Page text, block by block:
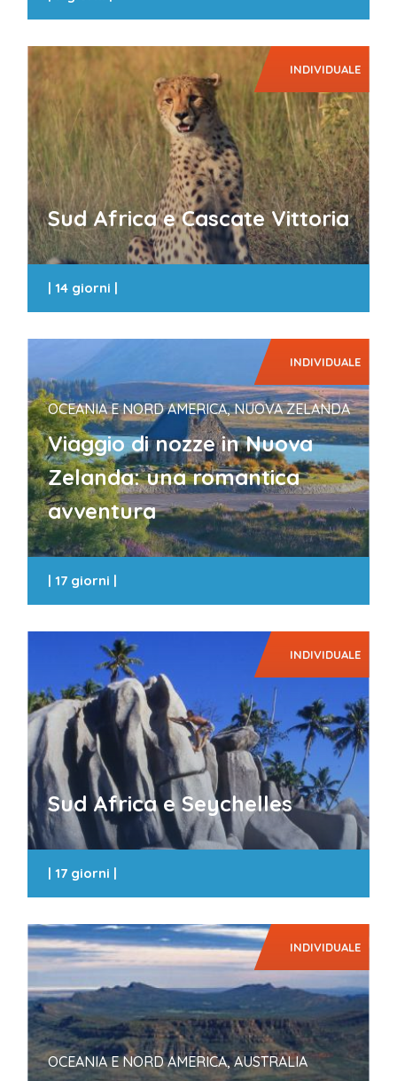
INDIVIDUALE
Sud Africa e Cascate Vittoria
|14 giorni |
INDIVIDUALE
OCEANIA E NORD AMERICA, NUOVA ZELANDA
Viaggio di nozze in Nuova
Zelanda: una romantica
avventura
|17 giorni |
INDIVIDUALE
Sud Africa e Seychelles
|17 giorni |
INDIVIDUALE
OCEANIA E NORD AMERICA, AUSTRALIA